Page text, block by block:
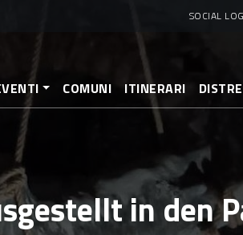
SOCIAL
COMUNI ITINERARI
in den